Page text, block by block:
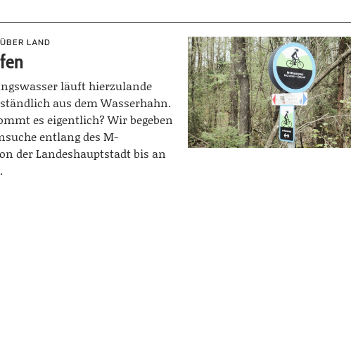
ÜBER LAND
läuft hierzulande
aus dem Wasserhahn.
es eigentlich? Wir begeben
entlang des M-
der Landeshauptstadt bis an